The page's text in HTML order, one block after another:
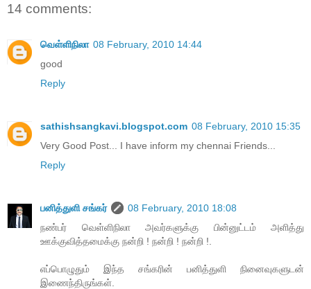
14 comments:
வெள்ளிநிலா 08 February, 2010 14:44
good
Reply
sathishsangkavi.blogspot.com 08 February, 2010 15:35
Very Good Post... I have inform my chennai Friends...
Reply
பனித்துளி சங்கர்
08 February, 2010 18:08
நண்பர் வெள்ளிநிலா அவர்களுக்கு பின்னுட்டம் அளித்து
ஊக்குவித்தமைக்கு நன்றி ! நன்றி ! நன்றி !.
எப்பொழுதும் இந்த சங்கரின் பனித்துளி நினைவுகளுடன்
இணைந்திருங்கள்.